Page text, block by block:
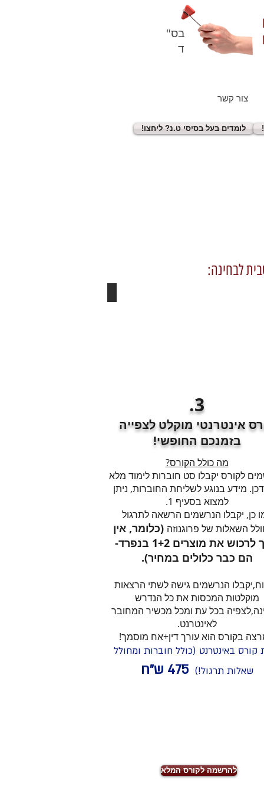
בס"
ד
צור קשר
!לומדים בעל בסיסי ט.נ? ליחצו
לבחינה:
3.
אינטרנטי מוקלט לצפייה
בזמנכם החופשי!
מה כולל הקורס?
לקורס יקבלו סט חוברות לימוד מלא
מידע בנוגע לשליחת החוברות, ניתן
למצוא בסעיף 1.
כן, יקבלו הנרשמים הרשאה לתרגול
השאלות של פרוגנוזה (כלומר, אין
צורך לרכוש את מוצרים 1+2 בנפרד-
הם כבר כלולים במחיר).
הנרשמים גישה לשתי הרצאות
מוקלטות המכסות את כל הנדרש
בכל עת ומכל מכשיר המחובר
לאינטרנט.
בקורס הוא עורך דין+אח מוסמך!
קורס באינטרנט (כולל חוברות ומחולל
שאלות תרגול!)
475 ש"ח
להרשמה לקורס המלא